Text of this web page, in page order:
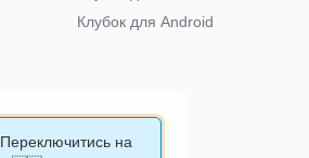
Клубок для Android
Переключитись на